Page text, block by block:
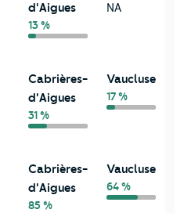
d'Aigues
13 %
NA
Cabrières-
d'Aigues
31 %
Vaucluse
17 %
Cabrières-
d'Aigues
85 %
Vaucluse
64 %